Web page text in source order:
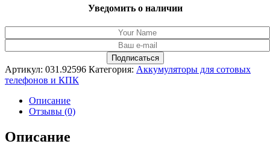
Уведомить о наличии
Артикул: 031.92596 Категория: Аккумуляторы для сотовых
телефонов и КПК
Описание
Отзывы (0)
Описание